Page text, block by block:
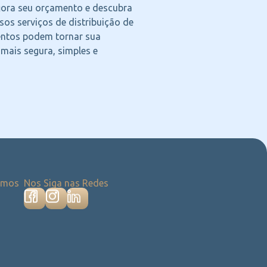
seu orçamento e descubra
serviços de distribuição de
podem tornar sua
segura, simples e
Nos Siga nas Redes